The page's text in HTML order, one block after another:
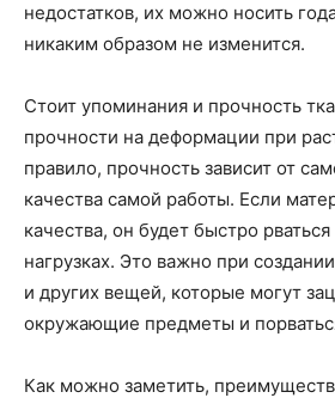
недостатков, их можно носить
никаким образом не изменится.
Стоит упоминания и прочность
прочности на деформации при
правило, прочность зависит от
качества самой работы. Если
качества, он будет быстро
нагрузках. Это важно при
и других вещей, которые могут
окружающие предметы и
Как можно заметить,